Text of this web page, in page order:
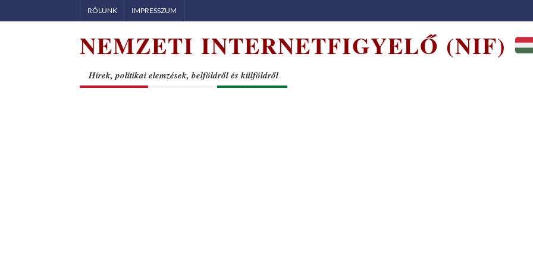
to
RÓLUNK IMPRESSZUM
NEMZETI INTERNETFIGYELŐ (NIF)
Hírek, politikai elemzések, belföldről és külföldről